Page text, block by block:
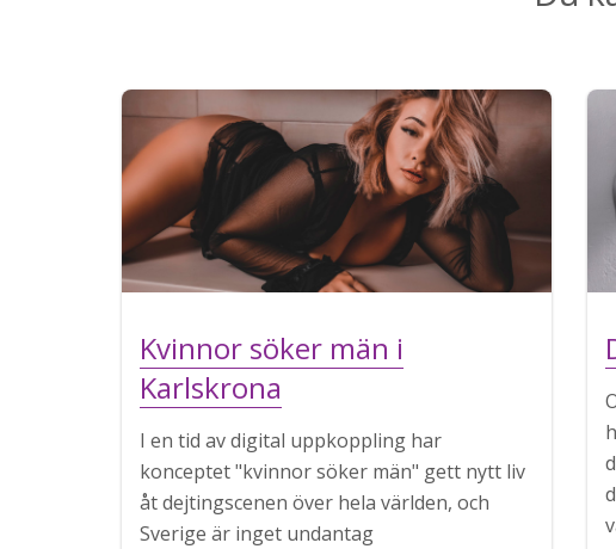
Kvinnor söker män i
Karlskrona
I en tid av digital uppkoppling har
konceptet "kvinnor söker män" gett nytt liv
åt dejtingscenen över hela världen, och
Sverige är inget undantag